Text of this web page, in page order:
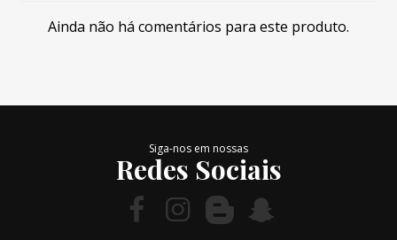
Ainda não há comentários para este produto.
Siga-nos em nossas
Redes Sociais